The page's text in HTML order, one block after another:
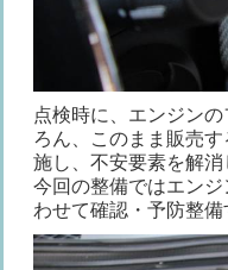
点検時に、エンジン
ろん、このまま販売
施し、不安要素を解
今回の整備ではエン
わせて確認・予防整